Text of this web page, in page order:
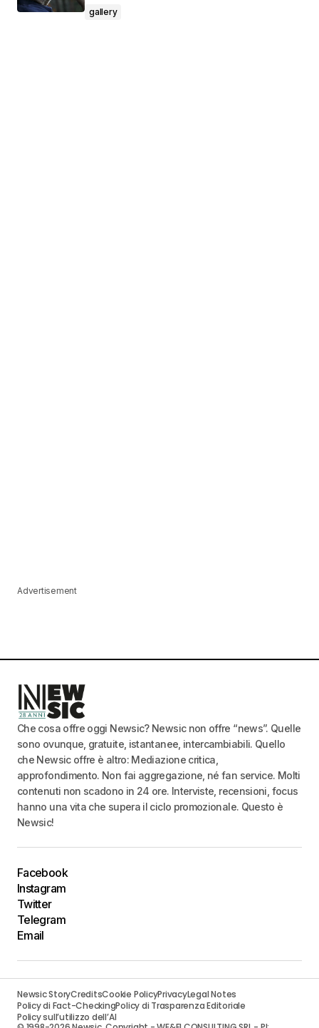
gallery
Advertisement
Che cosa offre oggi Newsic? Newsic non offre “news”. Quelle
sono ovunque, gratuite, istantanee, intercambiabili. Quello
che Newsic offre è altro: Mediazione critica,
approfondimento. Non fai aggregazione, né fan service. Molti
contenuti non scadono in 24 ore. Interviste, recensioni, focus
hanno una vita che supera il ciclo promozionale. Questo è
Newsic!
Facebook
Instagram
Twitter
Telegram
Email
Newsic StoryCreditsCookie PolicyPrivacyLegal Notes
Policy di Fact-CheckingPolicy di Trasparenza Editoriale
Policy sull’utilizzo dell’AI